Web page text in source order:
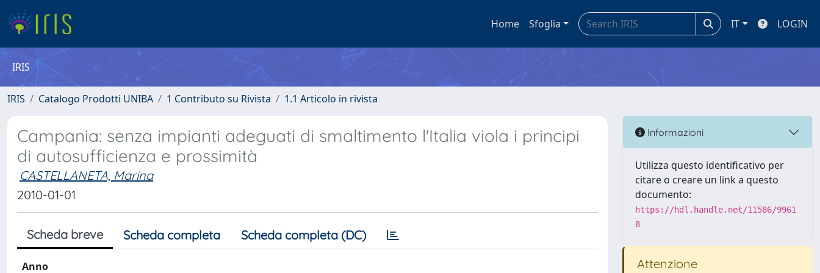
Home Sfoglia IT LOGIN
IRIS
IRIS Catalogo Prodotti UNIBA 1 Contributo su Rivista 1.1 Articolo in rivista
Campania: senza impianti adeguati di smaltimento l'Italia viola i principi
di autosufficienza e prossimità
CASTELLANETA, Marina
2010-01-01
Scheda breve Scheda completa Scheda completa (DC)
Anno
Informazioni
Utilizza questo identificativo per
citare o creare un link a questo
documento:
https://hdl.handle.net/11586/9961
8
Attenzione